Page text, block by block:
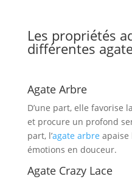
Les propriétés
différentes
Agate Arbre
D’une part, elle favorise
et procure un profond
part, l’agate arbre apaise
émotions en douceur.
Agate Crazy Lace